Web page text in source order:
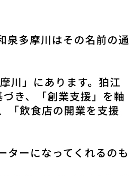
泉多摩川はその名前の通
川」にあります。狛江
き、「創業⽀援」を軸
「飲食店の開業を支援
ターになってくれるのも